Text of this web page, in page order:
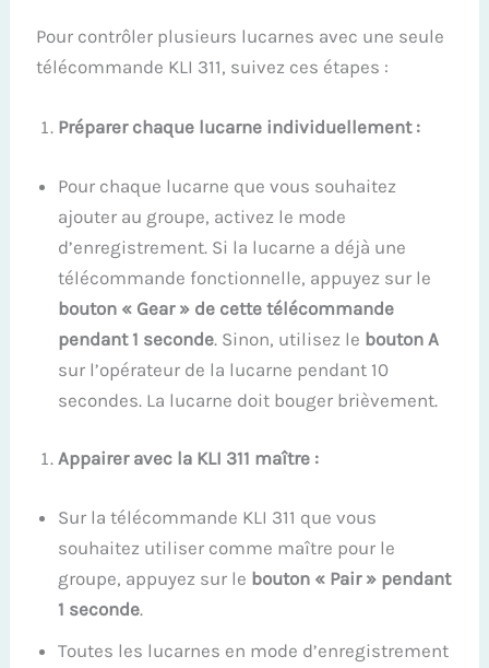
Pour contrôler plusieurs lucarnes avec une seule
télécommande KLI 311, suivez ces étapes :
Préparer chaque lucarne individuellement :
Pour chaque lucarne que vous souhaitez
ajouter au groupe, activez le mode
d’enregistrement. Si la lucarne a déjà une
télécommande fonctionnelle, appuyez sur le
bouton « Gear » de cette télécommande
pendant 1 seconde. Sinon, utilisez le bouton A
sur l’opérateur de la lucarne pendant 10
secondes. La lucarne doit bouger brièvement.
Appairer avec la KLI 311 maître :
Sur la télécommande KLI 311 que vous
souhaitez utiliser comme maître pour le
groupe, appuyez sur le bouton « Pair » pendant
1 seconde.
Toutes les lucarnes en mode d’enregistrement